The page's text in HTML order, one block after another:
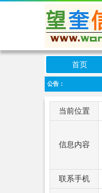
首页
公告：
当前位置
信息内容
联系手机